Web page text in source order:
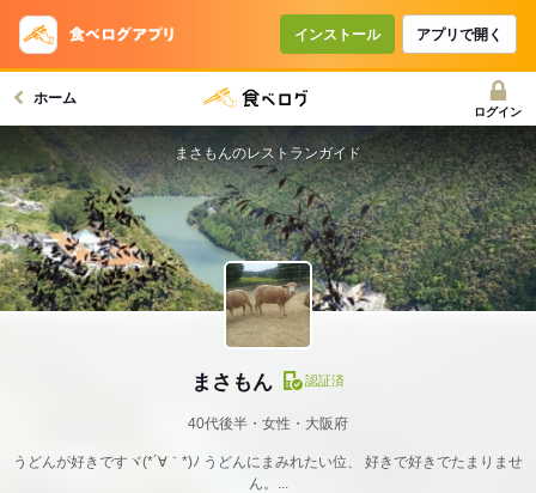
インストール アプリで開く
ホーム
ログイン
まさもん 認証済
40代後半・女性・大阪府
うどんが好きですヾ(*´∀｀*)ﾉ うどんにまみれたい位、 好きで好きでたまりませ
ん。...
まさもんのレストランガイド